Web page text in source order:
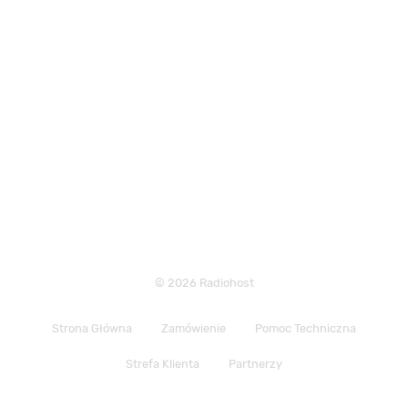
© 2026 Radiohost
Strona Główna Zamówienie Pomoc Techniczna
Strefa Klienta Partnerzy